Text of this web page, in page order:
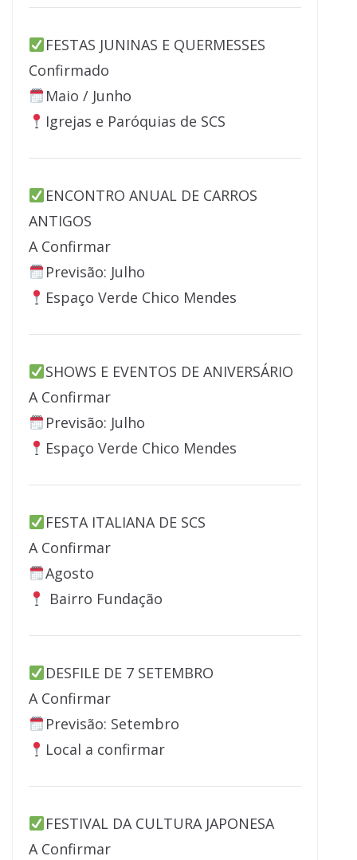
FESTAS JUNINAS E QUERMESSES
Confirmado
Maio / Junho
Igrejas e Paróquias de SCS
ENCONTRO ANUAL DE CARROS
ANTIGOS
A Confirmar
Previsão: Julho
Espaço Verde Chico Mendes
SHOWS E EVENTOS DE ANIVERSÁRIO
A Confirmar
Previsão: Julho
Espaço Verde Chico Mendes
FESTA ITALIANA DE SCS
A Confirmar
Agosto
Bairro Fundação
DESFILE DE 7 SETEMBRO
A Confirmar
Previsão: Setembro
Local a confirmar
FESTIVAL DA CULTURA JAPONESA
A Confirmar